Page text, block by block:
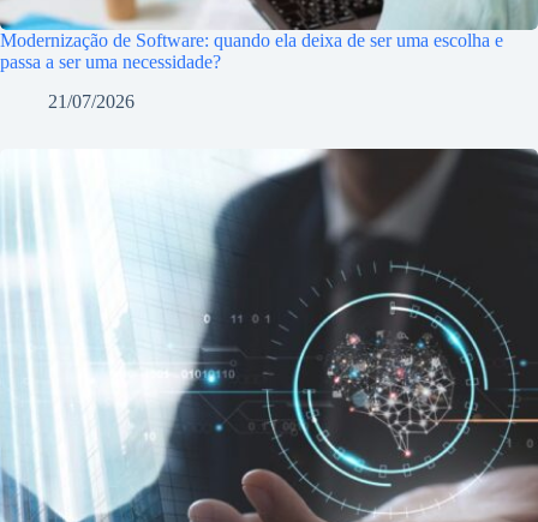
Modernização de Software: quando ela deixa de ser uma escolha e
passa a ser uma necessidade?
21/07/2026